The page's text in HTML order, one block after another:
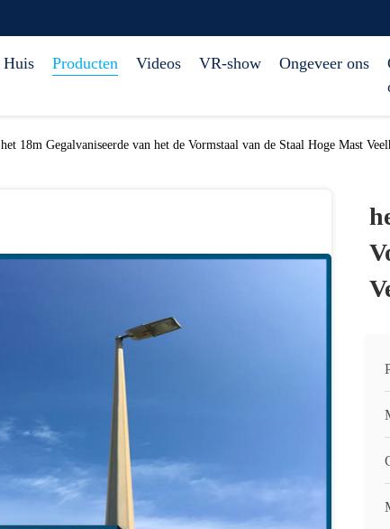
Huis Producten Videos VR-show Ongeveer ons
het 18m Gegalvaniseerde van het de Vormstaal van de Staal Hoge Mast